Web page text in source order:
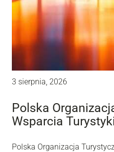
3 sierpnia, 2026
Polska
Wsparcia
Polska Organizacja